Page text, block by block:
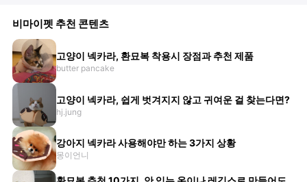
비마이펫 추천 콘텐츠
고양이 넥카라, 환묘복 착용시 장점과 추천 제품
butter pancake
고양이 넥카라, 쉽게 벗겨지지 않고 귀여운 걸 찾는다면?
hj.jung
강아지 넥카라 사용해야만 하는 3가지 상황
몽이언니